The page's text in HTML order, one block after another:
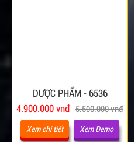
DƯỢC PHẨM - 6536
4.900.000 vnđ 5.500.000 vnđ
Xem chi tiết Xem Demo